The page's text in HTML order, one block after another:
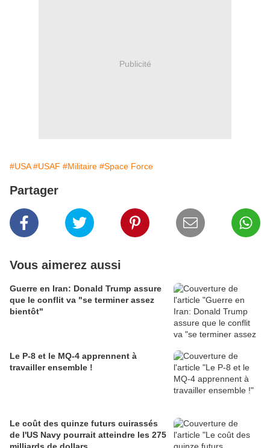
Publicité
#USA #USAF #Militaire #Space Force
Partager
Vous aimerez aussi
Guerre en Iran: Donald Trump assure
que le conflit va "se terminer assez
bientôt"
Le P-8 et le MQ-4 apprennent à
travailler ensemble !
Le coût des quinze futurs cuirassés
de l'US Navy pourrait atteindre les 275